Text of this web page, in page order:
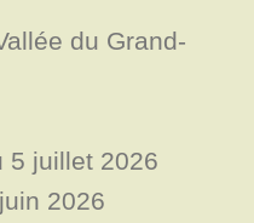
du Grand-
5 juillet 2026
2026